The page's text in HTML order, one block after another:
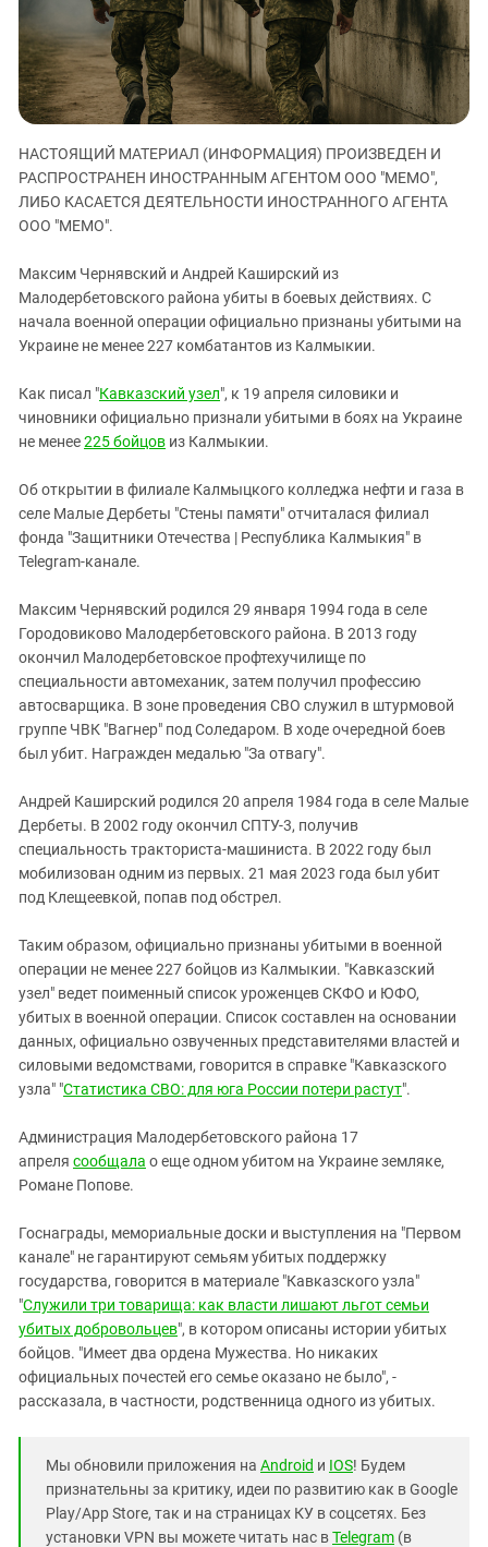
ЗАСТАВЛЯЕТ
КАВКАЗ ЗА ПАЛЕСТИНУ
ИНАКОМЫСЛИЕ В ЧЕЧНЕ
ПРЕСЛЕДОВАНИЕ АКТИВИСТОВ
МОБИЛИЗАЦИЯ И ПРОТЕСТЫ
Ингушетия
Кабардино-Балкария
Калмыкия
Карачаево-Черкесия
Краснодарский край
Нагорный Карабах
Ростовская область
Северная Осетия - Алания
СКФО
Ставропольский край
Чечня
Южный Кавказ
НАСТОЯЩИЙ МАТЕРИАЛ (ИНФОРМАЦИЯ) ПРОИЗВЕДЕН И
РАСПРОСТРАНЕН ИНОСТРАННЫМ АГЕНТОМ ООО "МЕМО",
ЛИБО КАСАЕТСЯ ДЕЯТЕЛЬНОСТИ ИНОСТРАННОГО АГЕНТА
ООО "МЕМО".
Максим Чернявский и Андрей Каширский из
Малодербетовского района убиты в боевых действиях. С
начала военной операции официально признаны убитыми на
Украине не менее 227 комбатантов из Калмыкии.
Как писал "Кавказский узел", к 19 апреля силовики и
чиновники официально признали убитыми в боях на Украине
не менее225 бойцов из Калмыкии.
Об открытии в филиале Калмыцкого колледжа нефти и газа в
селе Малые Дербеты "Стены памяти" отчиталася филиал
фонда "Защитники Отечества | Республика Калмыкия" в
Telegram-канале.
Максим Чернявский родился 29 января 1994 года в селе
Городовиково Малодербетовского района. В 2013 году
окончил Малодербетовское профтехучилище по
специальности автомеханик, затем получил профессию
автосварщика. В зоне проведения СВО служил в штурмовой
группе ЧВК "Вагнер" под Соледаром. В ходе очередной боев
был убит. Награжден медалью "За отвагу".
Андрей Каширский родился 20 апреля 1984 года в селе Малые
Дербеты. В 2002 году окончил СПТУ-3, получив
специальность тракториста-машиниста. В 2022 году был
мобилизован одним из первых. 21 мая 2023 года был убит
под Клещеевкой, попав под обстрел.
Таким образом, официально признаны убитыми в военной
операции не менее 227 бойцов из Калмыкии. "Кавказский
узел" ведет поименный список уроженцев СКФО и ЮФО,
убитых в военной операции. Список составлен на основании
данных, официально озвученных представителями властей и
силовыми ведомствами, говорится в справке "Кавказского
узла" "Статистика СВО: для юга России потери растут".
Администрация Малодербетовского района 17
апреля сообщала о еще одном убитом на Украине земляке,
Романе Попове.
Госнаграды, мемориальные доски и выступления на "Первом
канале" не гарантируют семьям убитых поддержку
государства, говорится в материале "Кавказского узла"
"Служили три товарища: как власти лишают льгот семьи
убитых добровольцев", в котором описаны истории убитых
бойцов. "Имеет два ордена Мужества. Но никаких
официальных почестей его семье оказано не было", -
рассказала, в частности, родственница одного из убитых.
Мы обновили приложения на Android и IOS! Будем
признательны за критику, идеи по развитию как в Google
Play/App Store, так и на страницах КУ в соцсетях. Без
установки VPN вы можете читать нас вTelegram (в